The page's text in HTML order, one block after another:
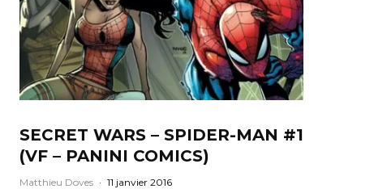
SECRET WARS – SPIDER-MAN #1
(VF – PANINI COMICS)
Matthieu Doves · 11 janvier 2016